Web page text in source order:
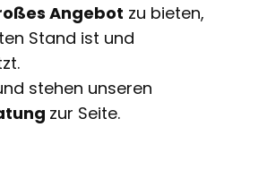
Angebot zu bieten,
Stand ist und
stehen unseren
zur Seite.